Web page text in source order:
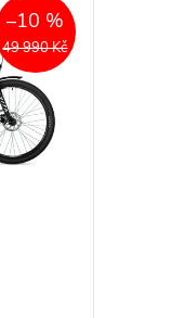
49 990 Kč
–10 %